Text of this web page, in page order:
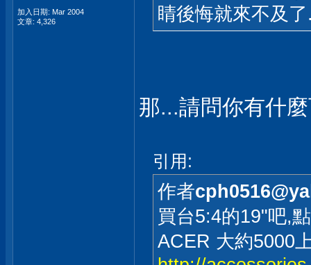
加入日期: Mar 2004
文章: 4,326
睛後悔就來不及
那...請問你有什
引用:
作者
買台5:4的19"吧,
ACER 大約5000